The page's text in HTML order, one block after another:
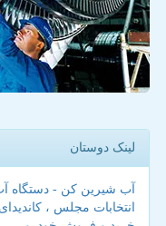
لینک دوستان
آب شیرین کن - دستگاه
انتخابات مجلس ،